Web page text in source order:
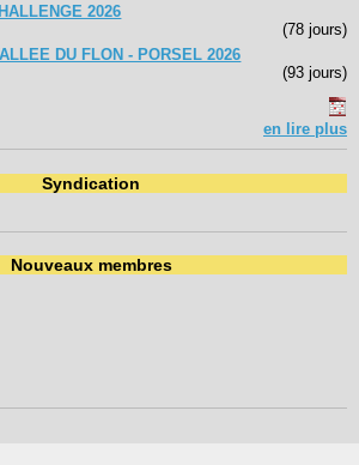
2026
(78 jours)
DU FLON - PORSEL 2026
(93 jours)
en lire plus
Syndication
Nouveaux membres